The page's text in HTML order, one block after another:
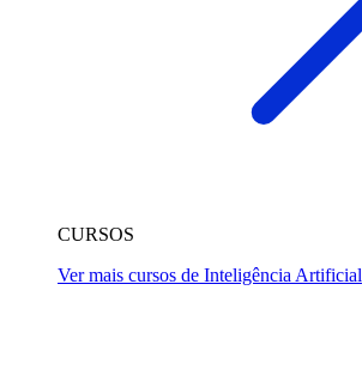
CURSOS
Ver mais cursos de Inteligência Artificial